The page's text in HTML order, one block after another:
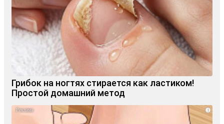
Грибок на ногтях стирается как ластиком!
Простой домашний метод
i